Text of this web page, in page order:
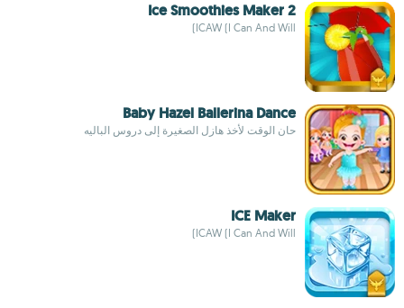
Ice Smoothies Maker 2
ICAW (I Can And Will)
Baby Hazel Ballerina Dance
حان الوقت لأخذ هازل الصغيرة إلى دروس الباليه
ICE Maker
ICAW (I Can And Will)